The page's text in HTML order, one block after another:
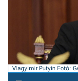
Vlagyimir Putyin Fotó: